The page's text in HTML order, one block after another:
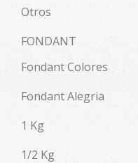
Otros
FONDANT
Fondant Colores
Fondant Alegria
1 Kg
1/2 Kg